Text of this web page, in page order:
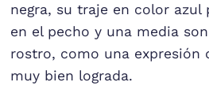
negra, su traje en color azul
en el pecho y una media
rostro, como una expresión
muy bien lograda.